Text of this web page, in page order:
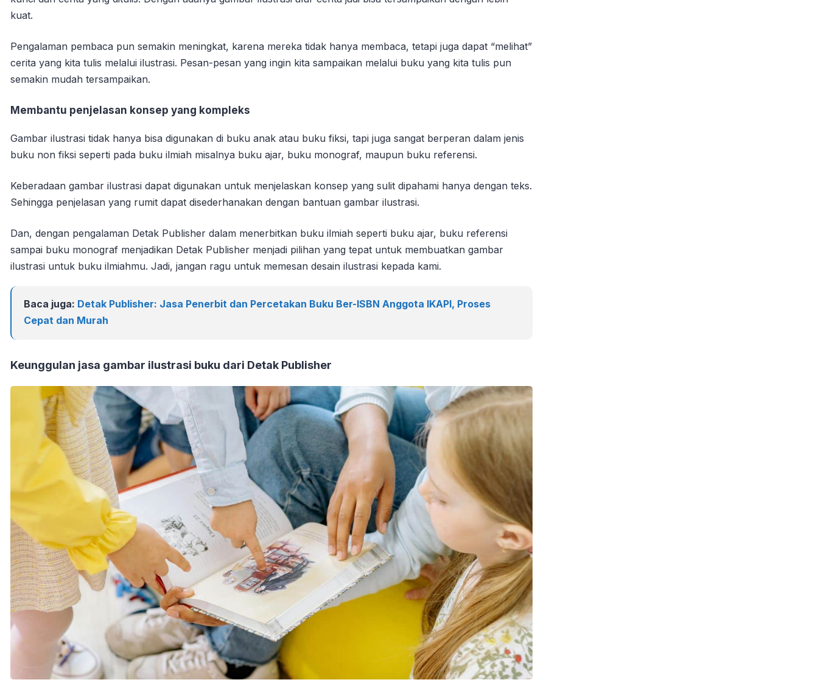
kuat.
Pengalaman pembaca pun semakin meningkat, karena mereka tidak hanya membaca, tetapi juga dapat “melihat”
cerita yang kita tulis melalui ilustrasi. Pesan-pesan yang ingin kita sampaikan melalui buku yang kita tulis pun
semakin mudah tersampaikan.
Membantu penjelasan konsep yang kompleks
Gambar ilustrasi tidak hanya bisa digunakan di buku anak atau buku fiksi, tapi juga sangat berperan dalam jenis
buku non fiksi seperti pada buku ilmiah misalnya buku ajar, buku monograf, maupun buku referensi.
Keberadaan gambar ilustrasi dapat digunakan untuk menjelaskan konsep yang sulit dipahami hanya dengan teks.
Sehingga penjelasan yang rumit dapat disederhanakan dengan bantuan gambar ilustrasi.
Dan, dengan pengalaman Detak Publisher dalam menerbitkan buku ilmiah seperti buku ajar, buku referensi
sampai buku monograf menjadikan Detak Publisher menjadi pilihan yang tepat untuk membuatkan gambar
ilustrasi untuk buku ilmiahmu. Jadi, jangan ragu untuk memesan desain ilustrasi kepada kami.
Baca juga: Detak Publisher: Jasa Penerbit dan Percetakan Buku Ber-ISBN Anggota IKAPI, Proses
Cepat dan Murah
Keunggulan jasa gambar ilustrasi buku dari Detak Publisher